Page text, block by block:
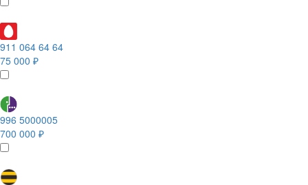
911 064 64 64
75 000 ₽
996 5000005
700 000 ₽